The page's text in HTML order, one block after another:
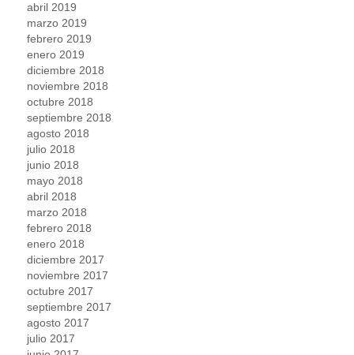
abril 2019
marzo 2019
febrero 2019
enero 2019
diciembre 2018
noviembre 2018
octubre 2018
septiembre 2018
agosto 2018
julio 2018
junio 2018
mayo 2018
abril 2018
marzo 2018
febrero 2018
enero 2018
diciembre 2017
noviembre 2017
octubre 2017
septiembre 2017
agosto 2017
julio 2017